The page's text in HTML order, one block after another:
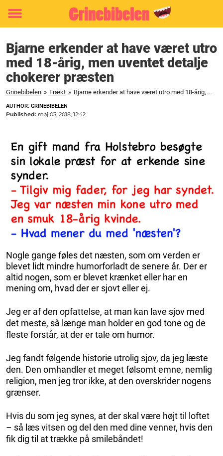
Toggle
Bjarne erkender at have været utro
med 18-årig, men uventet detalje
chokerer præsten
Grinebibelen » Frækt » Bjarne erkender at have været utro med 18-årig, men uventet detalje chokerer præsten
AUTHOR: GRINEBIBELEN
Published: maj 03, 2018, 12:42
Nogle gange føles det næsten, som om verden er
blevet lidt mindre humorforladt de senere år. Der er
altid nogen, som er blevet krænket eller har en
mening om, hvad der er sjovt eller ej.
Jeg er af den opfattelse, at man kan lave sjov med
det meste, så længe man holder en god tone og de
fleste forstår, at der er tale om humor.
Jeg fandt følgende historie utrolig sjov, da jeg læste
den. Den omhandler et meget følsomt emne, nemlig
religion, men jeg tror ikke, at den overskrider nogens
grænser.
Hvis du som jeg synes, at der skal være højt til loftet
– så læs vitsen og del den med dine venner, hvis den
fik dig til at trække på smilebåndet!